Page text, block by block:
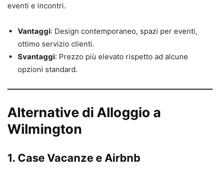
eventi e incontri.
Vantaggi: Design contemporaneo, spazi per eventi,
ottimo servizio clienti.
Svantaggi: Prezzo più elevato rispetto ad alcune
opzioni standard.
Alternative di Alloggio a
Wilmington
1. Case Vacanze e Airbnb